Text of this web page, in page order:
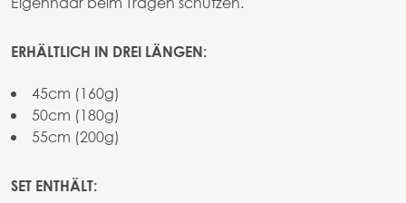
ERHÄLTLICH IN DREI LÄNGEN:
45cm (160g)
50cm (180g)
55cm (200g)
SET ENTHÄLT: